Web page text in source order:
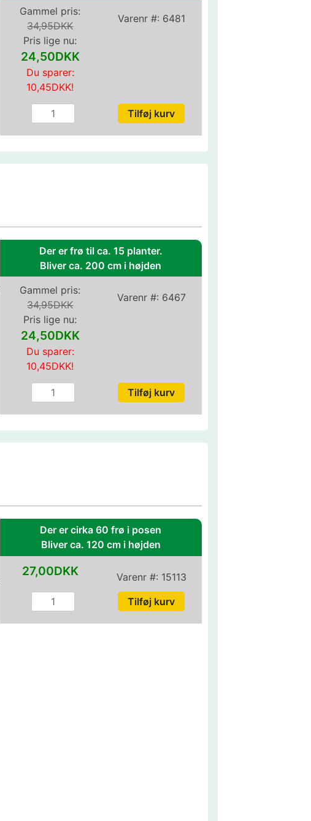
Varenr #: 6481
Gammel pris:
34,95DKK
Pris lige nu:
24,50DKK
Du sparer:
10,45DKK!
Der er frø til ca. 15 planter.
Bliver ca. 200 cm i højden
Varenr #: 6467
Gammel pris:
34,95DKK
Pris lige nu:
24,50DKK
Du sparer:
10,45DKK!
Der er cirka 60 frø i posen
Bliver ca. 120 cm i højden
Varenr #: 15113
27,00DKK